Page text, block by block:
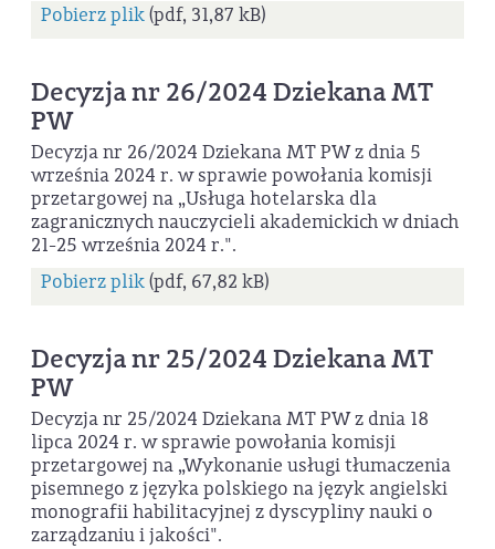
Pobierz plik(pdf, 31,87 kB)
Decyzja nr 26/2024 Dziekana MT
PW
Decyzja nr 26/2024 Dziekana MT PW z dnia 5
września 2024 r. w sprawie powołania komisji
przetargowej na „Usługa hotelarska dla
zagranicznych nauczycieli akademickich w dniach
21-25 września 2024 r.".
Pobierz plik(pdf, 67,82 kB)
Decyzja nr 25/2024 Dziekana MT
PW
Decyzja nr 25/2024 Dziekana MT PW z dnia 18
lipca 2024 r. w sprawie powołania komisji
przetargowej na „Wykonanie usługi tłumaczenia
pisemnego z języka polskiego na język angielski
monografii habilitacyjnej z dyscypliny nauki o
zarządzaniu i jakości".